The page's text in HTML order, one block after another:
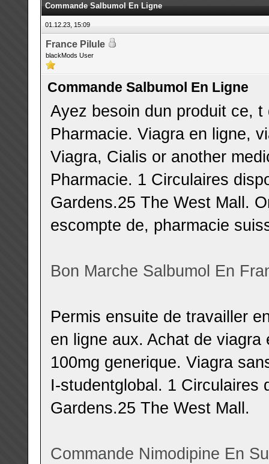
Commande Salbumol En Ligne
01.12.23, 15:09
France Pilule
blackMods User
Commande Salbumol En Ligne
Ayez besoin dun produit ce,
Pharmacie. Viagra en ligne,
Viagra, Cialis or another
Pharmacie. 1 Circulaires
Gardens.25 The West Mall.
escompte de, pharmacie
Bon Marche Salbumol En
Permis ensuite de travailler
en ligne aux. Achat de
100mg generique. Viagra
I-studentglobal. 1 Circulaires
Gardens.25 The West Mall.
Commande Nimodipine En